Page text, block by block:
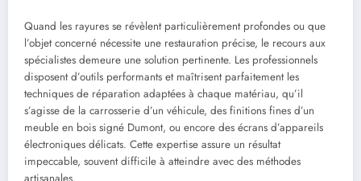
Quand les rayures se révèlent particulièrement profondes ou que
l’objet concerné nécessite une restauration précise, le recours aux
spécialistes demeure une solution pertinente. Les professionnels
disposent d’outils performants et maîtrisent parfaitement les
techniques de réparation adaptées à chaque matériau, qu’il
s’agisse de la carrosserie d’un véhicule, des finitions fines d’un
meuble en bois signé Dumont, ou encore des écrans d’appareils
électroniques délicats. Cette expertise assure un résultat
impeccable, souvent difficile à atteindre avec des méthodes